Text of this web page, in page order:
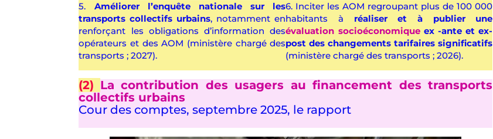
5. Améliorer l’enquête nationale sur les
transports collectifs urbains, notamment en
renforçant les obligations d’information des
opérateurs et des AOM (ministère chargé des
transports ; 2027).
6. Inciter les AOM regroupant plus de 100 000
habitants à réaliser et à publier une
évaluation socioéconomiqueex -ante et ex-
post des changements tarifaires significatifs
(ministère chargé des transports ; 2026).
(2) La contribution des usagers au financement des transports
collectifs urbains
Cour des comptes, septembre 2025, le rapport